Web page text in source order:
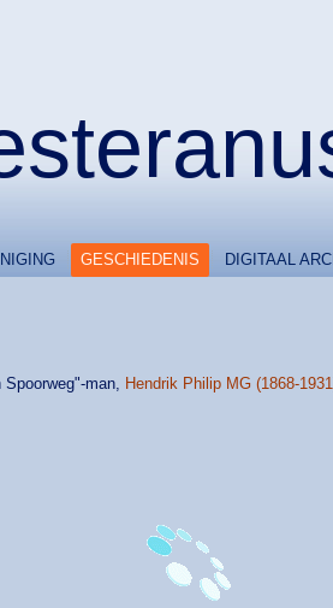
GESCHIEDENIS DIGITAAL
Spoorweg"-man, Hendrik Philip MG (1868-